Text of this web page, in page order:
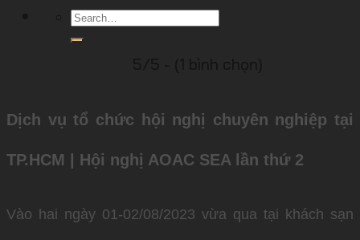
Dịch vụ tổ chức hội nghị chuyên nghiệp tại
TP.HCM | Hội nghị AOAC SEA lần thứ 2
Vào hai ngày 01-02/08/2023 vừa qua tại khách sạn